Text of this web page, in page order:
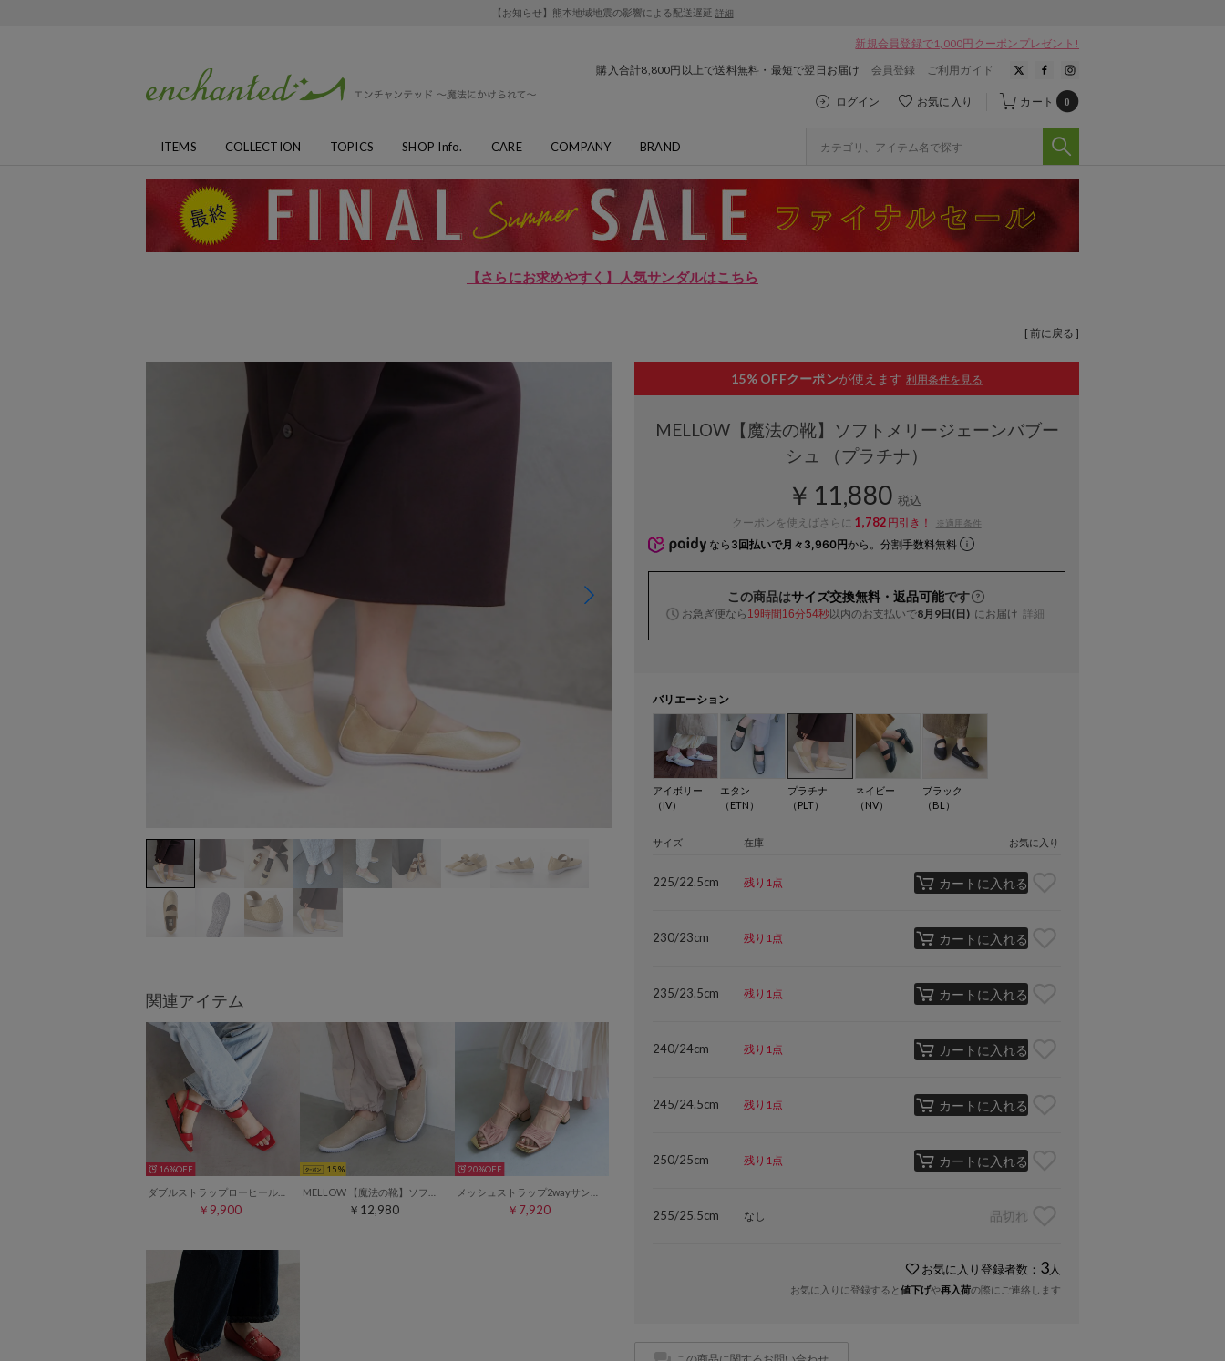
【お知らせ】熊本地域地震の影響による配送遅延 詳細
新規会員登録で1,000円クーポンプレゼント!
購入合計8,800円以上で送料無料・最短で翌日お届け
会員登録 ご利用ガイド
ログイン お気に入り カート 0
ITEMS COLLECTION TOPICS SHOP Info. CARE COMPANY BRAND
【さらにお求めやすく】人気サンダルはこちら
[ 前に戻る ]
関連アイテム
16%
￥9,900
15
￥12,980
20%
￥7,920
15% OFFクーポンが使えます 利用条件を見る
MELLOW【魔法の靴】ソフトメリージェーンバブー
シュ （プラチナ）
￥11,880 税込
クーポンを使えばさらに 1,782 円引き！ ※適用条件
なら 3回払いで月々3,960円から。分割手数料無料
この商品はサイズ交換無料・返品可能です
お急ぎ便なら 19時間16分53秒以内のお支払いで8月9日(日) にお届け 詳細
バリエーション
アイボリー
（IV）
エタン
（ETN）
プラチナ
（PLT）
ネイビー
（NV）
ブラック
（BL）
サイズ 在庫 お気に入り
225/22.5cm 残り1点 カートに入れる
230/23cm 残り1点 カートに入れる
235/23.5cm 残り1点 カートに入れる
240/24cm 残り1点 カートに入れる
245/24.5cm 残り1点 カートに入れる
250/25cm 残り1点 カートに入れる
255/25.5cm なし 品切れ
お気に入り登録者数： 3 人
お気に入りに登録すると値下げや再入荷の際にご連絡します